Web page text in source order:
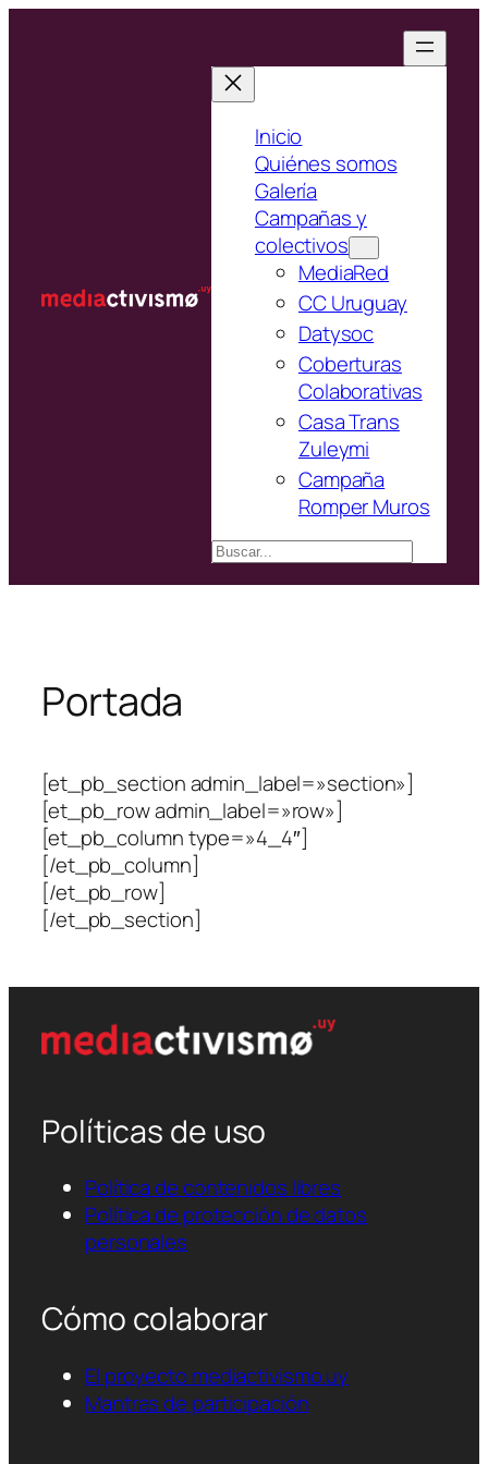
Inicio
Quiénes somos
Galería
Campañas y
colectivos
MediaRed
CC Uruguay
Datysoc
Coberturas
Colaborativas
Casa Trans
Zuleymi
Campaña
Romper Muros
Buscar
Portada
[et_pb_section admin_label=»section»]
[et_pb_row admin_label=»row»]
[et_pb_column type=»4_4″]
[/et_pb_column]
[/et_pb_row]
[/et_pb_section]
Políticas de uso
Política de contenidos libres
Política de protección de datos
personales
Cómo colaborar
El proyecto mediactivismo.uy
Mantras de participación